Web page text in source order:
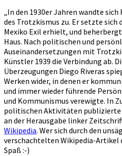
„In den 1930er Jahren wandte sich
des Trotzkismus zu. Er setzte sich
Mexiko Exil erhielt, und
Haus. Nach politischen und
Auseinandersetzungen mit
Künstler 1939 die Verbindung ab.
Überzeugungen Diego Riveras
Werken wider, in denen er
und immer wieder führende
und Kommunismus verewigte. In
politischen Aktivitäten publizierte
an der Herausgabe linker
Wikipedia. Wer sich durch den
verschachtelten Wikipedia-Artikel
Spaß :-)